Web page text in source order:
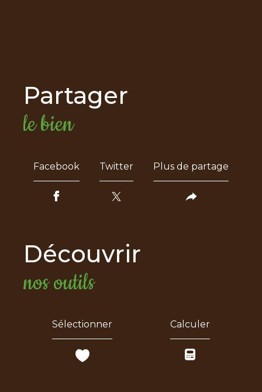
partager
le bien
Facebook Twitter Plus de partage
découvrir
nos outils
Sélectionner Calculer